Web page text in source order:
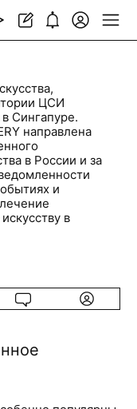
ЦСИ
Сингапуре.
направлена
в России и за
и
в